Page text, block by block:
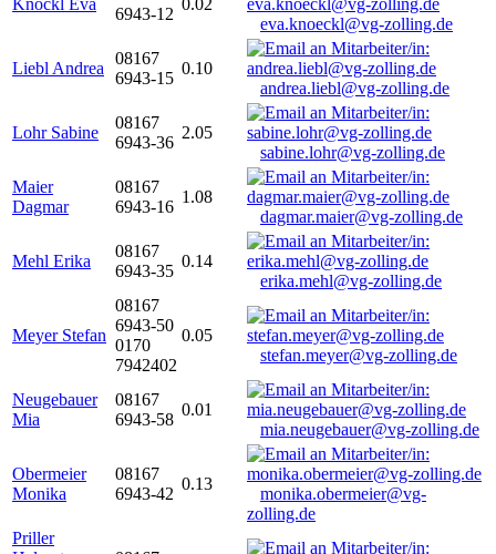
Knöckl Eva
6943-12
0.02
eva.knoeckl@vg-zolling.de
Liebl Andrea
08167
6943-15
0.10
andrea.liebl@vg-zolling.de
Lohr Sabine
08167
6943-36
2.05
sabine.lohr@vg-zolling.de
Maier
Dagmar
08167
6943-16
1.08
dagmar.maier@vg-zolling.de
Mehl Erika
08167
6943-35
0.14
erika.mehl@vg-zolling.de
Meyer Stefan
08167
6943-50
0170
7942402
0.05
stefan.meyer@vg-zolling.de
Neugebauer
Mia
08167
6943-58
0.01
mia.neugebauer@vg-zolling.de
Obermeier
Monika
08167
6943-42
0.13
monika.obermeier@vg-
zolling.de
Priller